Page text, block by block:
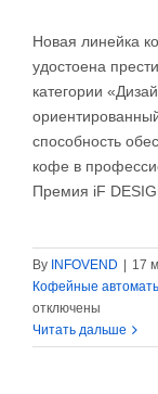
Новая линейка
удостоена
категории
способность
кофе в
Премия iF
By INFOVEND | 17
Кофейные
отключены
Читать дальше